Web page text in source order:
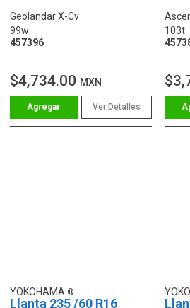
Geolandar X-Cv
99w
457396
$4,734.00 MXN
Ver Detalles
103t
YOKOHAMA
Llanta 235 /60 R16